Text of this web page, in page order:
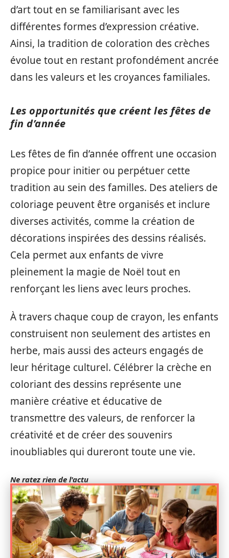
d’art tout en se familiarisant avec les
différentes formes d’expression créative.
Ainsi, la tradition de coloration des crèches
évolue tout en restant profondément ancrée
dans les valeurs et les croyances familiales.
Les opportunités que créent les fêtes de
fin d’année
Les fêtes de fin d’année offrent une occasion
propice pour initier ou perpétuer cette
tradition au sein des familles. Des ateliers de
coloriage peuvent être organisés et inclure
diverses activités, comme la création de
décorations inspirées des dessins réalisés.
Cela permet aux enfants de vivre
pleinement la magie de Noël tout en
renforçant les liens avec leurs proches.
À travers chaque coup de crayon, les enfants
construisent non seulement des artistes en
herbe, mais aussi des acteurs engagés de
leur héritage culturel. Célébrer la crèche en
coloriant des dessins représente une
manière créative et éducative de
transmettre des valeurs, de renforcer la
créativité et de créer des souvenirs
inoubliables qui dureront toute une vie.
Ne ratez rien de l'actu